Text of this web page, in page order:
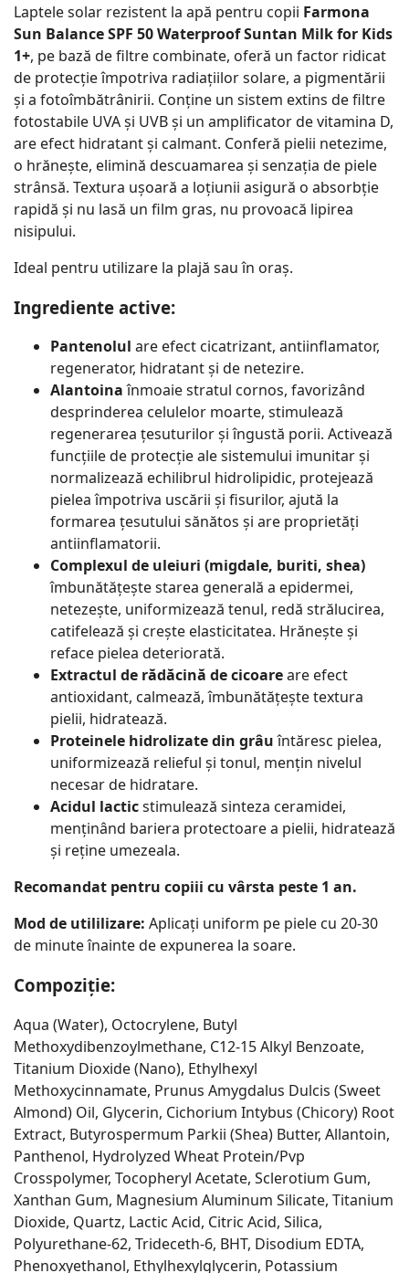
Laptele solar rezistent la apă pentru copii Farmona
Sun Balance SPF 50 Waterproof Suntan Milk for Kids
1+, pe bază de filtre combinate, oferă un factor ridicat
de protecție împotriva radiațiilor solare, a pigmentării
și a fotoîmbătrânirii. Conține un sistem extins de filtre
fotostabile UVA și UVB și un amplificator de vitamina D,
are efect hidratant și calmant. Conferă pielii netezime,
o hrănește, elimină descuamarea și senzația de piele
strânsă. Textura ușoară a loțiunii asigură o absorbție
rapidă și nu lasă un film gras, nu provoacă lipirea
nisipului.
Ideal pentru utilizare la plajă sau în oraș.
Ingrediente active:
Pantenolul are efect cicatrizant, antiinflamator,
regenerator, hidratant și de netezire.
Alantoinaînmoaie stratul cornos, favorizând
desprinderea celulelor moarte, stimulează
regenerarea țesuturilor și îngustă porii. Activează
funcțiile de protecție ale sistemului imunitar și
normalizează echilibrul hidrolipidic, protejează
pielea împotriva uscării și fisurilor, ajută la
formarea țesutului sănătos și are proprietăți
antiinflamatorii.
Complexul de uleiuri (migdale, buriti, shea)
îmbunătățește starea generală a epidermei,
netezește, uniformizează tenul, redă strălucirea,
catifelează și crește elasticitatea. Hrănește și
reface pielea deteriorată.
Extractul de rădăcină de cicoareare efect
antioxidant, calmează, îmbunătățește textura
pielii, hidratează.
Proteinele hidrolizate din grâuîntăresc pielea,
uniformizează relieful și tonul, mențin nivelul
necesar de hidratare.
Acidul lacticstimulează sinteza ceramidei,
menținând bariera protectoare a pielii, hidratează
și reține umezeala.
Recomandat pentru copiii cu vârsta peste 1 an.
Mod de utililizare: Aplicați uniform pe piele cu 20-30
de minute înainte de expunerea la soare.
Compoziție:
Aqua (Water), Octocrylene, Butyl
Methoxydibenzoylmethane, C12-15 Alkyl Benzoate,
Titanium Dioxide (Nano), Ethylhexyl
Methoxycinnamate, Prunus Amygdalus Dulcis (Sweet
Almond) Oil, Glycerin, Cichorium Intybus (Chicory) Root
Extract, Butyrospermum Parkii (Shea) Butter, Allantoin,
Panthenol, Hydrolyzed Wheat Protein/Pvp
Crosspolymer, Tocopheryl Acetate, Sclerotium Gum,
Xanthan Gum, Magnesium Aluminum Silicate, Titanium
Dioxide, Quartz, Lactic Acid, Citric Acid, Silica,
Polyurethane-62, Trideceth-6, BHT, Disodium EDTA,
Phenoxyethanol, Ethylhexylglycerin, Potassium